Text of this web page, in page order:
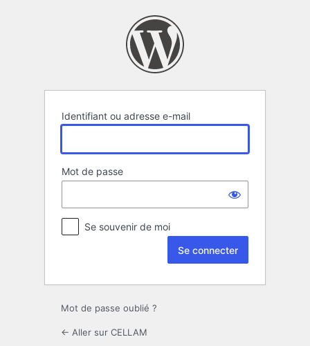
Identifiant ou adresse e-mail
Mot de passe
Se souvenir de moi
Mot de passe oublié ?
← Aller sur CELLAM